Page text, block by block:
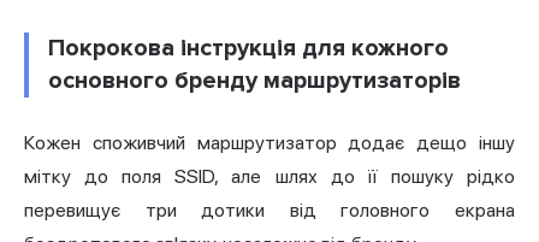
Покрокова інструкція для кожного
основного бренду маршрутизаторів
Кожен споживчий маршрутизатор додає дещо іншу
мітку до поля SSID, але шлях до її пошуку рідко
перевищує три дотики від головного екрана